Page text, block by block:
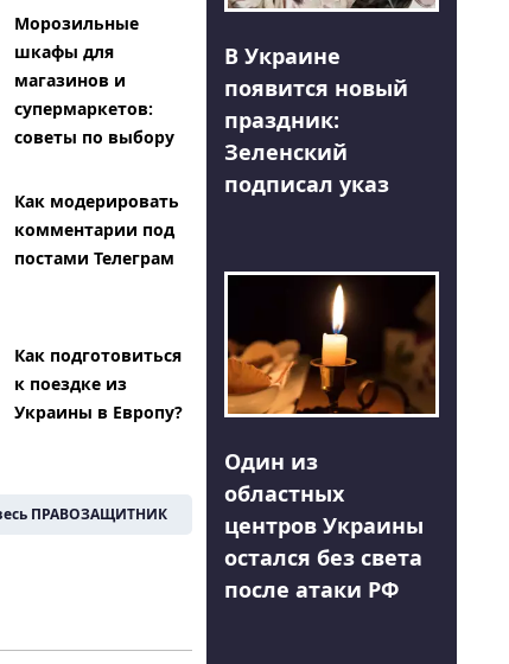
Морозильные
шкафы для
магазинов и
супермаркетов:
советы по выбору
Как модерировать
комментарии под
постами Телеграм
Как подготовиться
к поездке из
Украины в Европу?
ПРАВОЗАЩИТНИК
В Украине
появится новый
праздник:
Зеленский
подписал указ
Один из
областных
центров Украины
остался без света
после атаки РФ